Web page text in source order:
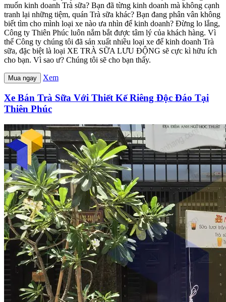
muốn kinh doanh Trà sữa? Bạn đã từng kinh doanh mà không cạnh
tranh lại những tiệm, quán Trà sữa khác? Bạn đang phân vân không
biết tìm cho mình loại xe nào ưa nhìn để kinh doanh? Đừng lo lắng,
Công ty Thiên Phúc luôn nắm bắt được tâm lý của khách hàng. Vì
thế Công ty chúng tôi đã sản xuất nhiều loại xe để kinh doanh Trà
sữa, đặc biệt là loại XE TRÀ SỮA LƯU ĐỘNG sẽ cực kì hữu ích
cho bạn. Vì sao ư? Chúng tôi sẽ cho bạn thấy.
Mua ngay Xem
Xe Bán Trà Sữa Với Thiết Kế Riêng Độc Đáo Tại
Thiên Phúc